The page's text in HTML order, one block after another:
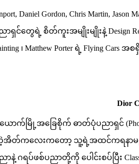
Daniel Gordon, Chris
ပညာရှင်တွေရဲ့ စိတ်ကူးအမျိုးမျိုးနဲ့
၊ Matthew Porter ရဲ့ Flying
Dior
ယောက်မြို့အခြေစိုက် ဓာတ်ပုံပညာရှင်
းကတော့ သူ့ရဲ့အထင်ကရနာမည်ကြီးဓာတ်
ရပ်ဖစ်ပညာတို့ကို ပေါင်းစပ်ပြီး